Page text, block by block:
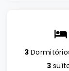
3
3